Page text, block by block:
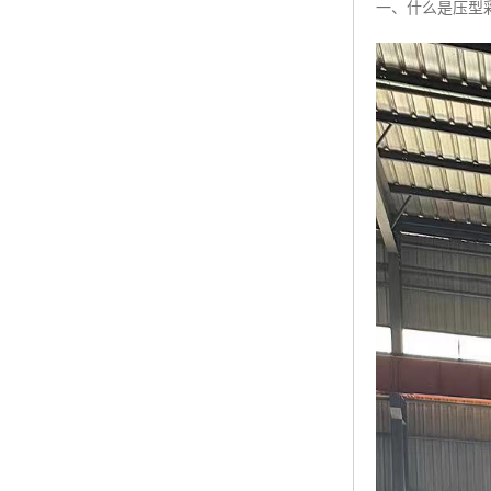
一、什么是压型